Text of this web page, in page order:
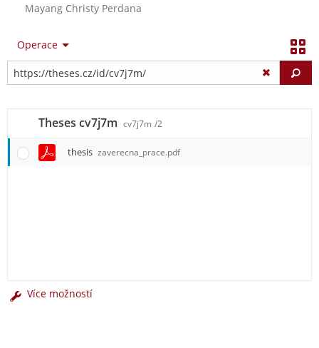
Mayang Christy Perdana
Operace
Theses cv7j7m cv7j7m /2
thesis zaverecna_prace.pdf
Více možností